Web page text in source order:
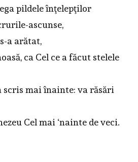
pildele înţelepţilor
ascunse,
a arătat,
ca Cel ce a făcut stelele
scris mai înainte: va răsări
Cel mai ‘nainte de veci.